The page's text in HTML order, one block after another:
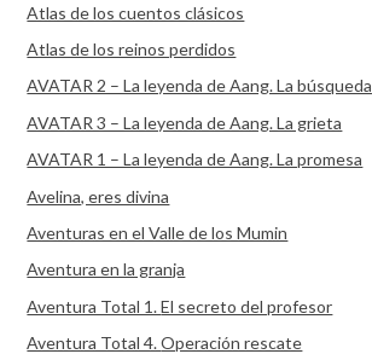
Atlas de los cuentos clásicos
Atlas de los reinos perdidos
AVATAR 2 – La leyenda de Aang. La búsqueda
AVATAR 3 – La leyenda de Aang. La grieta
AVATAR 1 – La leyenda de Aang. La promesa
Avelina, eres divina
Aventuras en el Valle de los Mumin
Aventura en la granja
Aventura Total 1. El secreto del profesor
Aventura Total 4. Operación rescate